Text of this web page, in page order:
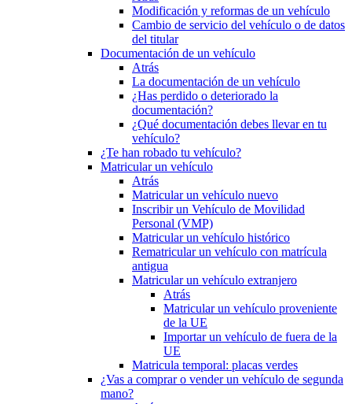
Modificación y reformas de un vehículo
Cambio de servicio del vehículo o de datos
del titular
Documentación de un vehículo
Atrás
La documentación de un vehículo
¿Has perdido o deteriorado la
documentación?
¿Qué documentación debes llevar en tu
vehículo?
¿Te han robado tu vehículo?
Matricular un vehículo
Atrás
Matricular un vehículo nuevo
Inscribir un Vehículo de Movilidad
Personal (VMP)
Matricular un vehículo histórico
Rematricular un vehículo con matrícula
antigua
Matricular un vehículo extranjero
Atrás
Matricular un vehículo proveniente
de la UE
Importar un vehículo de fuera de la
UE
Matricula temporal: placas verdes
¿Vas a comprar o vender un vehículo de segunda
mano?